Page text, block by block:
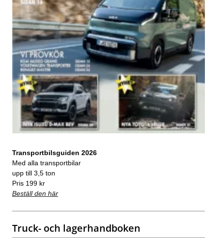
Transportbilsguiden 2026
Med alla transportbilar
upp till 3,5 ton
Pris 199 kr
Beställ den här
Truck- och lagerhandboken